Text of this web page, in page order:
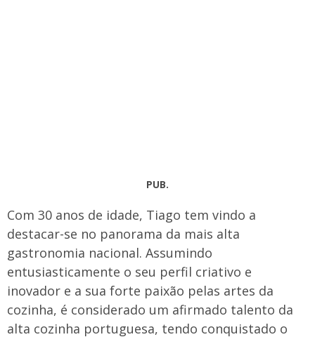
PUB.
Com 30 anos de idade, Tiago tem vindo a
destacar-se no panorama da mais alta
gastronomia nacional. Assumindo
entusiasticamente o seu perfil criativo e
inovador e a sua forte paixão pelas artes da
cozinha, é considerado um afirmado talento da
alta cozinha portuguesa, tendo conquistado o